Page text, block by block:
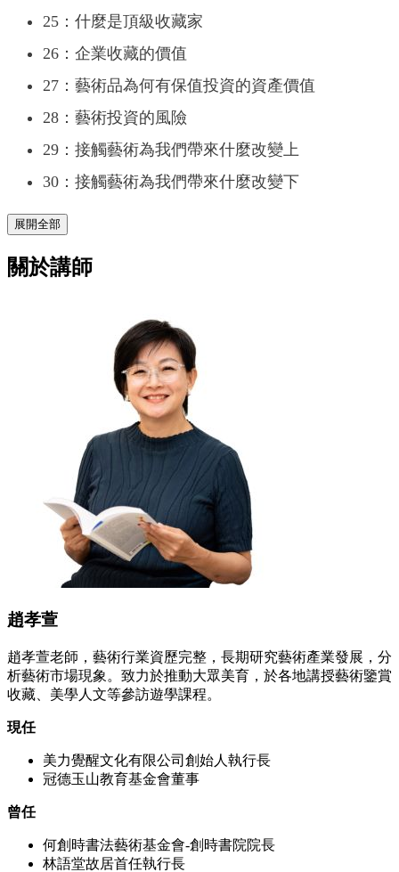
25：什麼是頂級收藏家
26：企業收藏的價值
27：藝術品為何有保值投資的資產價值
28：藝術投資的風險
29：接觸藝術為我們帶來什麼改變上
30：接觸藝術為我們帶來什麼改變下
展開全部
關於講師
趙孝萱
趙孝萱老師，藝術行業資歷完整，長期研究藝術產業發展，分
析藝術市場現象。致力於推動大眾美育，於各地講授藝術鑒賞
收藏、美學人文等參訪遊學課程。
現任
美力覺醒文化有限公司創始人執行長
冠德玉山教育基金會董事
曾任
何創時書法藝術基金會-創時書院院長
林語堂故居首任執行長